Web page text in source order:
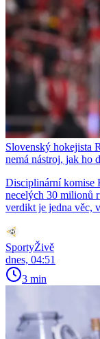
Slovenský hokejista
nemá nástroj, jak ho
Disciplinární komise
necelých 30 milionů
verdikt je jedna věc,
SportyŽivě
dnes, 04:51
3 min